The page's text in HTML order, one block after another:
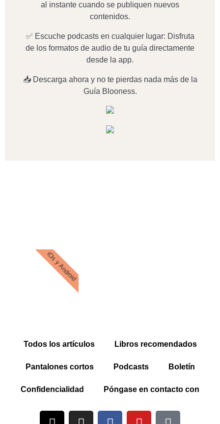
al instante cuando se publiquen nuevos
contenidos.
✅ Escuche podcasts en cualquier lugar: Disfruta
de los formatos de audio de tu guía directamente
desde la app.
📥 Descarga ahora y no te pierdas nada más de la
Guía Blooness.
iOs y Android
Todos los artículos Libros recomendados
Pantalones cortos Podcasts Boletín
Confidencialidad Póngase en contacto con